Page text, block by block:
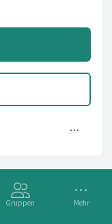
Gruppen Mehr